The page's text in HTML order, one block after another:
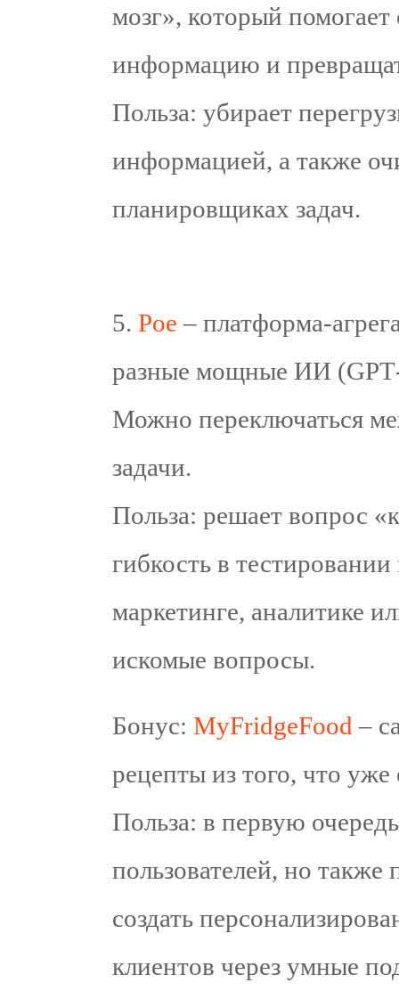
мозг», который
информацию и
Польза: убирает
информацией, а также
планировщиках задач.
5.⁠ ⁠ Poe –
разные мощные ИИ
Можно переключаться
задачи.
Польза: решает вопрос
гибкость в
маркетинге, аналитике
искомые вопросы.
Бонус: MyFridgeFood –
рецепты из того, что уже
Польза: в первую
пользователей, но
создать
клиентов через умные